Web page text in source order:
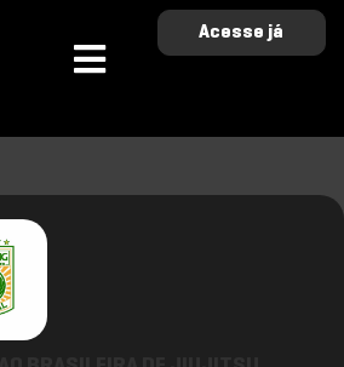
Acesse já